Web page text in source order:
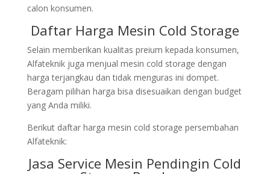
calon konsumen.
Daftar Harga Mesin Cold Storage
Selain memberikan kualitas preium kepada konsumen,
Alfateknik juga menjual mesin cold storage dengan
harga terjangkau dan tidak menguras ini dompet.
Beragam pilihan harga bisa disesuaikan dengan budget
yang Anda miliki.
Berikut daftar harga mesin cold storage persembahan
Alfateknik:
Jasa Service Mesin Pendingin Cold